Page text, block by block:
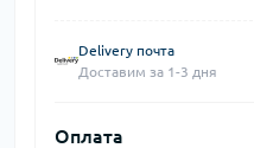
Delivery почта
Доставим за 1-3 дня
Оплата